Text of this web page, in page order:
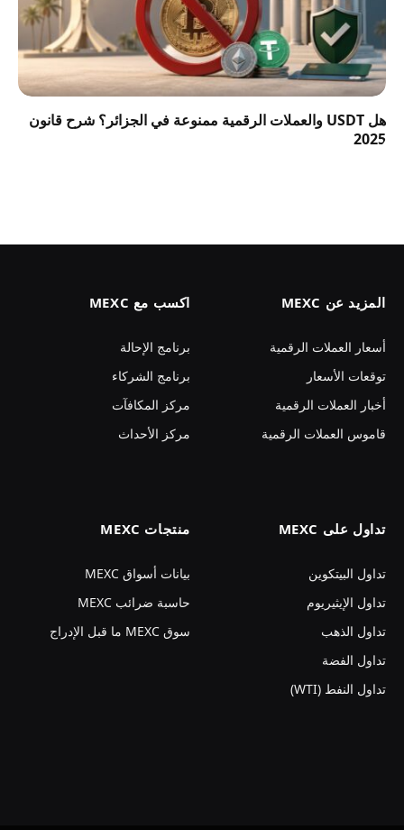
هل USDT والعملات الرقمية ممنوعة في الجزائر؟ شرح قانون
2025
المزيد عن MEXC
أسعار العملات الرقمية
توقعات الأسعار
أخبار العملات الرقمية
قاموس العملات الرقمية
اكسب مع MEXC
برنامج الإحالة
برنامج الشركاء
مركز المكافآت
مركز الأحداث
تداول على MEXC
تداول البيتكوين
تداول الإيثيريوم
تداول الذهب
تداول الفضة
تداول النفط (WTI)
منتجات MEXC
بيانات أسواق MEXC
حاسبة ضرائب MEXC
سوق MEXC ما قبل الإدراج